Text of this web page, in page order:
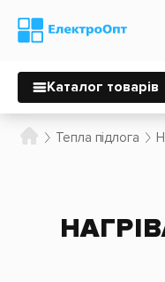
Каталог товарів
Тепла підлога